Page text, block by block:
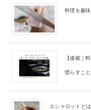
料理を趣
【連載｜
慣らすこ
エシャロットと